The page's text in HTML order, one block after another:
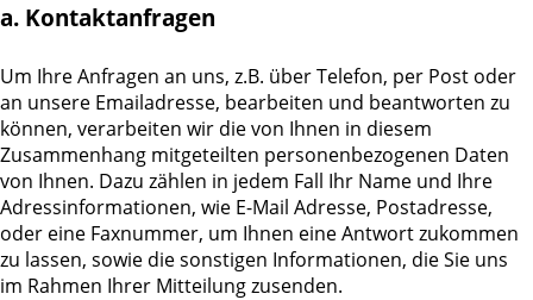
a. Kontaktanfragen
Um Ihre Anfragen an uns, z.B. über Telefon, per Post oder
an unsere Emailadresse, bearbeiten und beantworten zu
können, verarbeiten wir die von Ihnen in diesem
Zusammenhang mitgeteilten personenbezogenen Daten
von Ihnen. Dazu zählen in jedem Fall Ihr Name und Ihre
Adressinformationen, wie E-Mail Adresse, Postadresse,
oder eine Faxnummer, um Ihnen eine Antwort zukommen
zu lassen, sowie die sonstigen Informationen, die Sie uns
im Rahmen Ihrer Mitteilung zusenden.